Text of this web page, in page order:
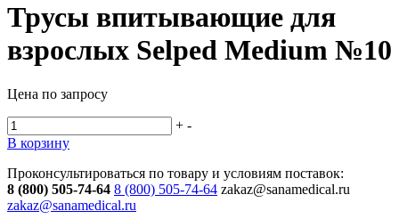
Трусы впитывающие для
взрослых Selped Medium №10
Цена по запросу
+ -
В корзину
Проконсультироваться по товару и условиям поставок:
8 (800) 505-74-64 8 (800) 505-74-64 zakaz@sanamedical.ru
zakaz@sanamedical.ru